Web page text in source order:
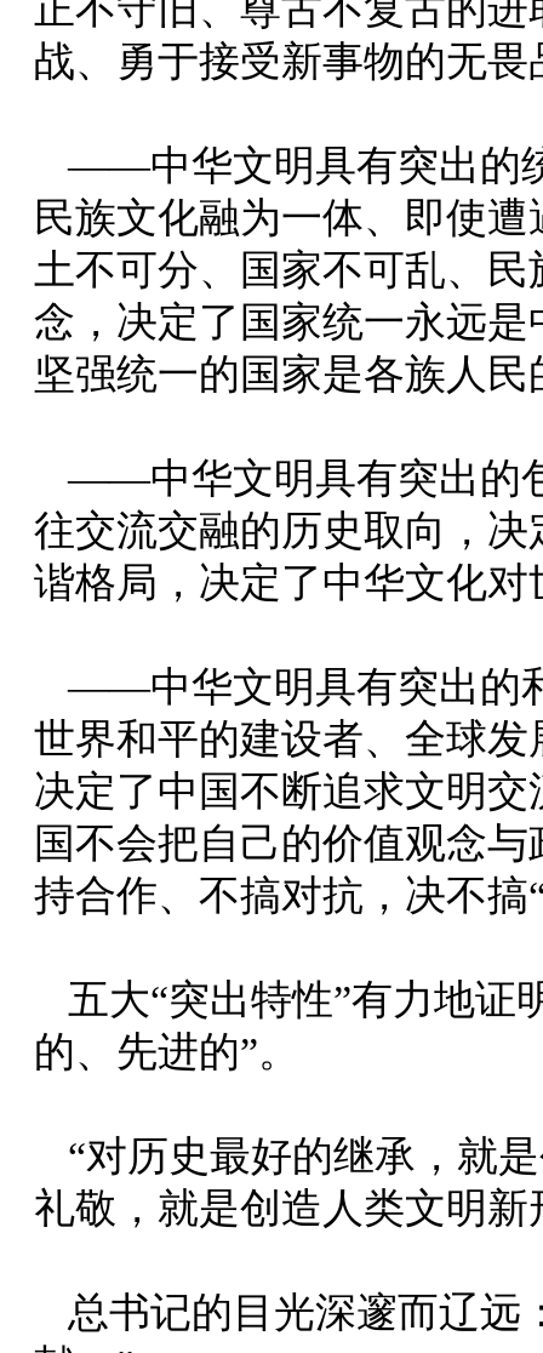
正不守旧、尊古不复古的
战、勇于接受新事物的无畏
——中华文明具有突出的
民族文化融为一体、即使
土不可分、国家不可乱、
念，决定了国家统一永远
坚强统一的国家是各族人
——中华文明具有突出的
往交流交融的历史取向，
谐格局，决定了中华文化
——中华文明具有突出的
世界和平的建设者、全球
决定了中国不断追求文明
国不会把自己的价值观念
持合作、不搞对抗，决不搞
五大“突出特性”有力地证
的、先进的”。
“对历史最好的继承，就
礼敬，就是创造人类文明新
总书记的目光深邃而辽远